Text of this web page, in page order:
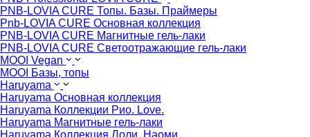
PNB-LOVIA CURE Топы. Базы. Праймеры
Pnb-LOVIA CURE Основная коллекция
PNB-LOVIA CURE Магнитные гель-лаки
PNB-LOVIA CURE Cветоотражающие гель-лаки
MOOI Vegan
MOOI Базы, топы
Haruyama
Haruyama Основная коллекция
Haruyama Коллекции Рио. Love.
Haruyama Магнитные гель-лаки